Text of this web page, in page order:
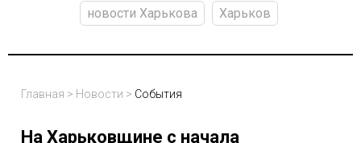
новости Харькова
Харьков
Главная > Новости > События
На Харьковщине с начала